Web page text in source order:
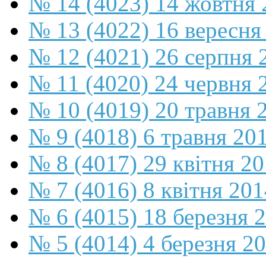
№ 13 (4022) 16
№ 12 (4021) 26 серпня
№ 11 (4020) 24 червня
№ 10 (4019) 20 травня
№ 9 (4018) 6 травня
№ 8 (4017) 29 квітня
№ 7 (4016) 8 квітня
№ 6 (4015) 18 березня
№ 5 (4014) 4 березня